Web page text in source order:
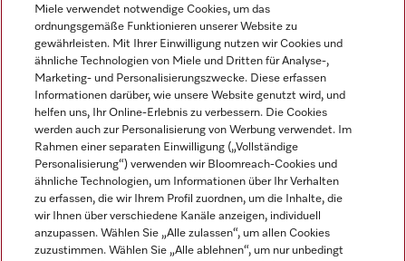
AGB
Miele auf Instagram
Miele auf Facebook
Miele auf Youtube
Miele verwendet notwendige Cookies, um das
ordnungsgemäße Funktionieren unserer Website zu
gewährleisten. Mit Ihrer Einwilligung nutzen wir Cookies und
ähnliche Technologien von Miele und Dritten für Analyse-,
Marketing- und Personalisierungszwecke. Diese erfassen
Informationen darüber, wie unsere Website genutzt wird, und
helfen uns, Ihr Online-Erlebnis zu verbessern. Die Cookies
werden auch zur Personalisierung von Werbung verwendet. Im
Rahmen einer separaten Einwilligung („Vollständige
Personalisierung“) verwenden wir Bloomreach-Cookies und
ähnliche Technologien, um Informationen über Ihr Verhalten
zu erfassen, die wir Ihrem Profil zuordnen, um die Inhalte, die
wir Ihnen über verschiedene Kanäle anzeigen, individuell
anzupassen. Wählen Sie „Alle zulassen“, um allen Cookies
zuzustimmen. Wählen Sie „Alle ablehnen“, um nur unbedingt